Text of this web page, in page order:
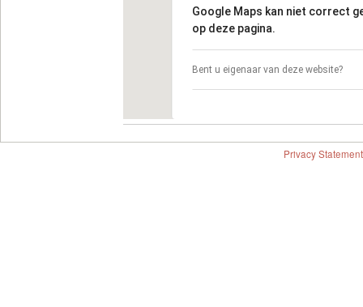
Google Maps kan niet correct
op deze pagina.
Bent u eigenaar van deze website?
Privacy Statement